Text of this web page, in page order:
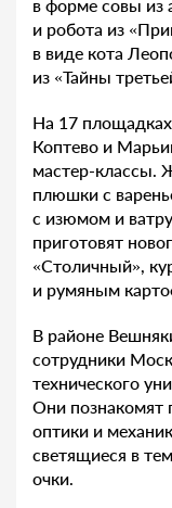
в форме совы из
и робота из
в виде кота
из «Тайны
На 17
Коптево и
мастер-классы.
плюшки с
с изюмом и
приготовят
«Столичный»,
и румяным
В районе
сотрудники
технического
Они познакомят
оптики и
светящиеся в
очки.